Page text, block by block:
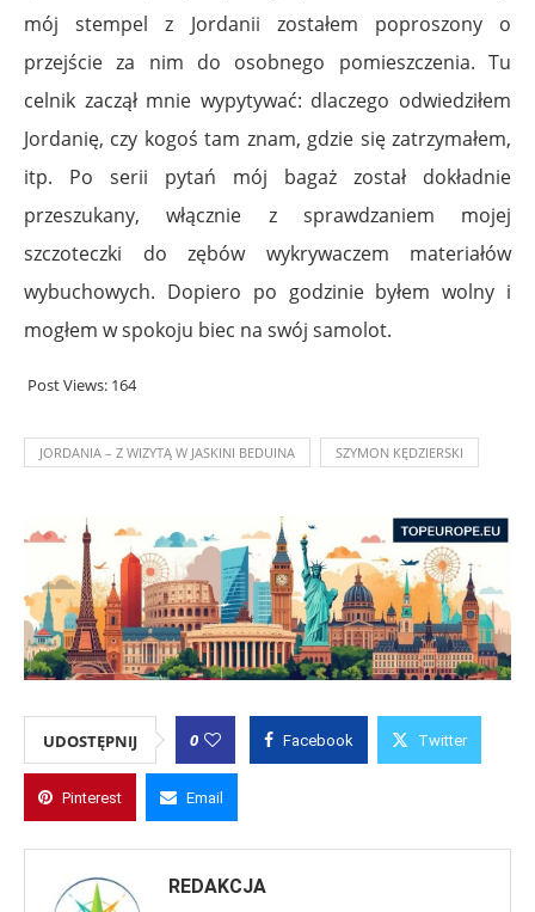
mój stempel z Jordanii zostałem poproszony o
przejście za nim do osobnego pomieszczenia. Tu
celnik zaczął mnie wypytywać: dlaczego odwiedziłem
Jordanię, czy kogoś tam znam, gdzie się zatrzymałem,
itp. Po serii pytań mój bagaż został dokładnie
przeszukany, włącznie z sprawdzaniem mojej
szczoteczki do zębów wykrywaczem materiałów
wybuchowych. Dopiero po godzinie byłem wolny i
mogłem w spokoju biec na swój samolot.
Post Views: 164
JORDANIA – Z WIZYTĄ W JASKINI BEDUINA SZYMON KĘDZIERSKI
UDOSTĘPNIJ 0 Facebook Twitter
Pinterest Email
REDAKCJA